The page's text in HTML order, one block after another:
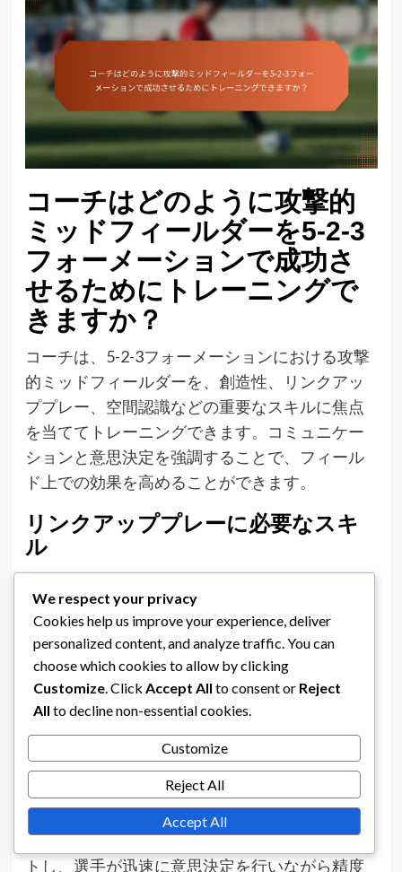
コーチはどのように攻撃的
ミッドフィールダーを5-2-3
フォーメーションで成功さ
せるためにトレーニングで
きますか？
コーチは、5-2-3フォーメーションにおける攻撃
的ミッドフィールダーを、創造性、リンクアッ
ププレー、空間認識などの重要なスキルに焦点
を当ててトレーニングできます。コミュニケー
ションと意思決定を強調することで、フィール
ド上での効果を高めることができます。
リンクアッププレーに必要なスキ
ル
リンクアッププレーは、5-2-3フォーメーション
における攻撃的ミッドフィールダーにとって重
要であり、迅速な移行を促進し、得点機会を創
出します。重要なスキルには、パスの正確性、
動きのパターン、ゲームを読む能力が含まれま
す。これらの要素は、攻撃の流動性を維持する
のに役立ちます。
パスの正確性を向上させるために、コーチはプ
レッシャーの下で短距離および長距離のパスに
焦点を当てたドリルを実施するべきです。たと
えば、小規模なゲームは試合条件をシミュレー
トし、選手が迅速に意思決定を行いながら精度
We respect your privacy
Cookies help us improve your experience, deliver
personalized content, and analyze traffic. You can
choose which cookies to allow by clicking
Customize . Click Accept All to consent or Reject
All to decline non-essential cookies.
Customize
Reject All
Accept All